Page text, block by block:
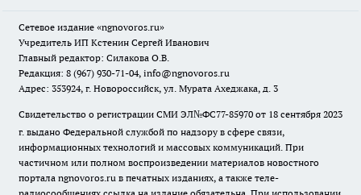
Сетевое издание «ngnovoros.ru»
Учредитель ИП Кстенин Сергей Иванович
Главный редактор: Силакова О.В.
Редакция: 8 (967) 930-71-04, info@ngnovoros.ru
Адрес: 353924, г. Новороссийск, ул. Мурата Ахеджака, д. 3
Свидетельство о регистрации СМИ ЭЛ№ФС77-85970 от 18 сентября 2023
г. выдано Федеральной службой по надзору в сфере связи,
информационных технологий и массовых коммуникаций. При
частичном или полном воспроизведении материалов новостного
портала ngnovoros.ru в печатных изданиях, а также теле-